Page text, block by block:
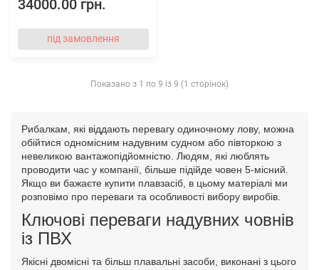
34000.00 грн.
під замовлення
Показано з 1 по 9 із 9 (1 сторінок)
Рибалкам, які віддають перевагу одиночному лову, можна
обійтися одномісним надувним судном або півторкою з
невеликою вантажопідйомністю. Людям, які люблять
проводити час у компанії, більше підійде човен 5-місний.
Якщо ви бажаєте купити плавзасіб, в цьому матеріалі ми
розповімо про переваги та особливості вибору виробів.
Ключові переваги надувних човнів
із ПВХ
Якісні двомісні та більш плавальні засоби, виконані з цього